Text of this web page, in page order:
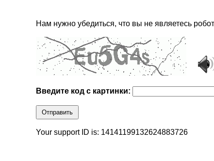
Нам нужно убедиться, что вы не являетесь
Введите код с картинки:
Отправить
Your support ID is: 14141199132624883726